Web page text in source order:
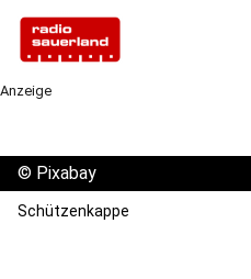
Anzeige
© Pixabay
Schützenkappe